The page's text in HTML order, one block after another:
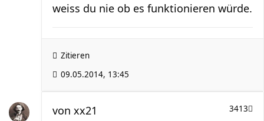
weiss du nie ob es funktionieren würde.
Zitieren
09.05.2014, 13:45
3413
von xx21